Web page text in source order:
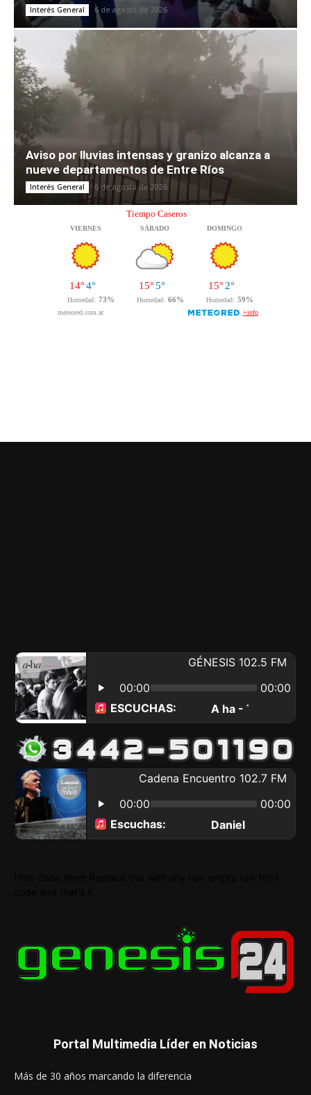
Interés General 6 de agosto de 2026
Aviso por lluvias intensas y granizo alcanza a
nueve departamentos de Entre Ríos
Interés General 6 de agosto de 2026
Portal Multimedia Líder en Noticias
Más de 30 años marcando la diferencia